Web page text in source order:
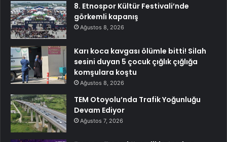
8. Etnospor Kültür Festivali’nde
görkemli kapanış
Ağustos 8, 2026
Karı koca kavgası ölümle bitti! Silah
sesini duyan 5 çocuk çığlık çığlığa
komşulara koştu
Ağustos 8, 2026
TEM Otoyolu’nda Trafik Yoğunluğu
Devam Ediyor
Ağustos 7, 2026